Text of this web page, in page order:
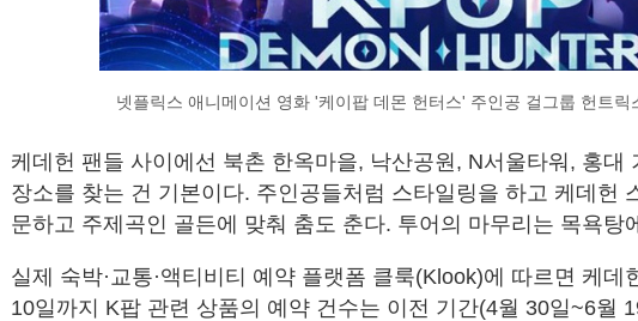
넷플릭스 애니메이션 영화 '케이팝 데몬 헌터스' 주인공 걸그룹 헌트릭
케데헌 팬들 사이에선 북촌 한옥마을, 낙산공원, N서울타워, 홍대
장소를 찾는 건 기본이다. 주인공들처럼 스타일링을 하고 케데헌
문하고 주제곡인 골든에 맞춰 춤도 춘다. 투어의 마무리는 목욕탕
실제 숙박·교통·액티비티 예약 플랫폼 클룩(Klook)에 따르면 케데
10일까지 K팝 관련 상품의 예약 건수는 이전 기간(4월 30일~6월